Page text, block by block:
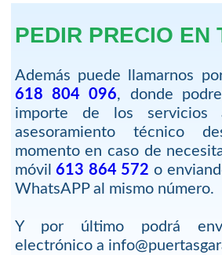
PEDIR PRECIO EN
Además puede llamarnos
618 804 096, donde
importe de los servicios
asesoramiento técnico
momento en caso de
móvil613 864 572 o
WhatsAPP al mismo número.
Y por último podrá
electrónico a